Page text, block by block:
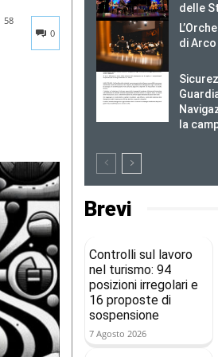
0
58
delle
di
la
Brevi
Controlli sul lavoro
nel turismo: 94
posizioni irregolari e
16 proposte di
sospensione
7 Agosto 2026